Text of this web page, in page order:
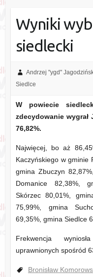
Wyniki
siedlecki
Andrzej "ygd"
Siedlce
W powiecie
zdecydowanie wygrał
76,82%.
Najwięcej, bo aż
Kaczyńskiego w gminie
gmina Zbuczyn
Domanice 82,38%,
Skórzec 80,01%,
75,99%, gmina
69,35%, gmina Siedlce
Frekwencja
uprawnionych spośród
Bronisław